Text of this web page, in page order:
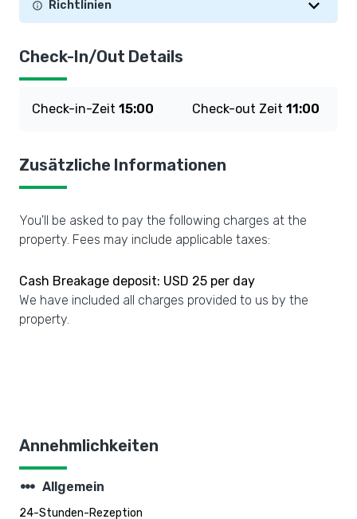
Richtlinien
Check-In/Out Details
Check-in-Zeit 15:00 Check-out Zeit 11:00
Zusätzliche Informationen
You'll be asked to pay the following charges at the
property. Fees may include applicable taxes:
Cash Breakage deposit: USD 25 per day
We have included all charges provided to us by the
property.
Annehmlichkeiten
steppers Allgemein
24-Stunden-Rezeption